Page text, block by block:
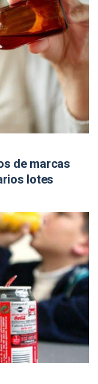
de marcas
lotes